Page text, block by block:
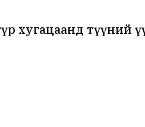
хугацаанд түүний